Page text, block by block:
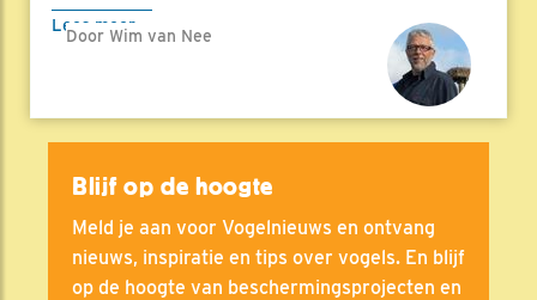
Lees meer
Door Wim van Nee
Blijf op de hoogte
Meld je aan voor Vogelnieuws en ontvang
nieuws, inspiratie en tips over vogels. En blijf
op de hoogte van beschermingsprojecten en